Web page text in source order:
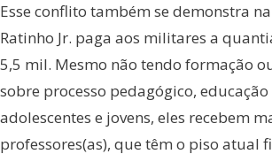
Esse conflito também se demonstra
Ratinho Jr. paga aos militares a
5,5 mil. Mesmo não tendo formação
sobre processo pedagógico,
adolescentes e jovens, eles recebem
professores(as), que têm o piso atual